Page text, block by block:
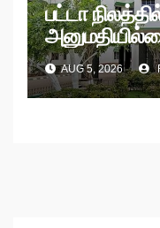
பட்டா
உத்தரவு!
AUG 5, 2026